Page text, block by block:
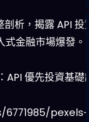
，揭露 API 投資
金融市場爆發。深
優先投資基礎設
pexels-